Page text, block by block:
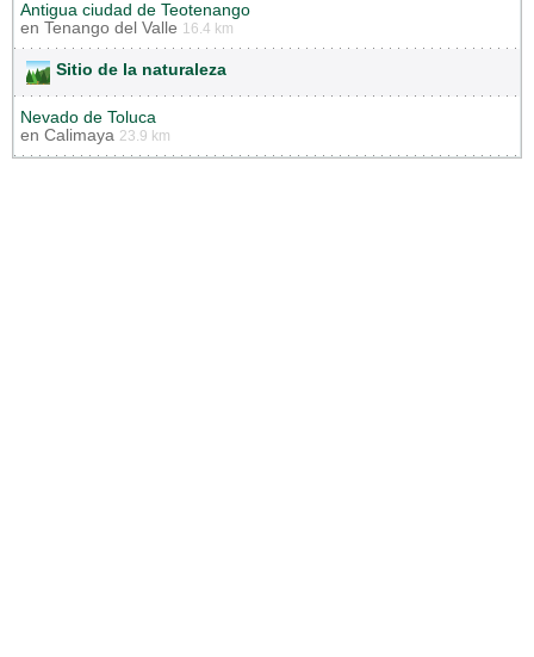
Antigua ciudad de Teotenango
en Tenango del Valle 16.4 km
Sitio de la naturaleza
Nevado de Toluca
en Calimaya 23.9 km